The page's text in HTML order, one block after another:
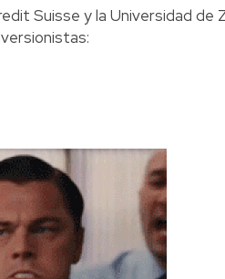
Suisse y la Universidad de